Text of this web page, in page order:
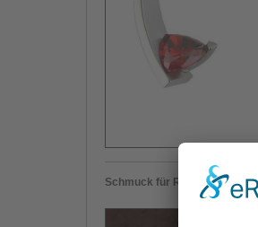
Schmuck für Rocío Carranza